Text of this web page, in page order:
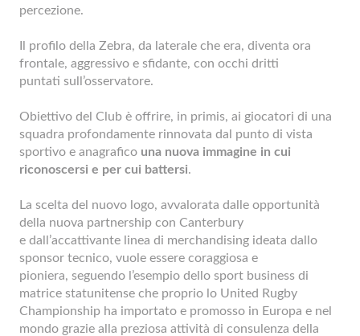
percezione.
Il profilo della Zebra, da laterale che era, diventa ora
frontale, aggressivo e sfidante, con occhi dritti
puntati sull’osservatore.
Obiettivo del Club è offrire, in primis, ai giocatori di una
squadra profondamente rinnovata dal punto di vista
sportivo e anagrafico una nuova immagine in cui
riconoscersi e per cui battersi.
La scelta del nuovo logo, avvalorata dalle opportunità
della nuova partnership con Canterbury
e dall’accattivante linea di merchandising ideata dallo
sponsor tecnico, vuole essere coraggiosa e
pioniera, seguendo l’esempio dello sport business di
matrice statunitense che proprio lo United Rugby
Championship ha importato e promosso in Europa e nel
mondo grazie alla preziosa attività di consulenza della